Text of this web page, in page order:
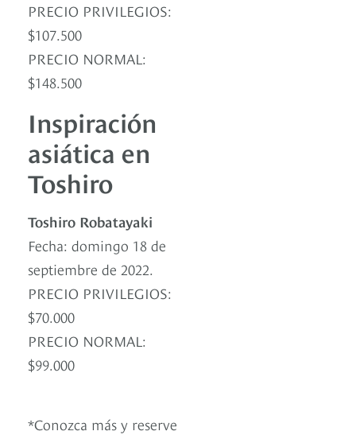
PRECIO PRIVILEGIOS:
$107.500
PRECIO NORMAL:
$148.500
Inspiración
asiática en
Toshiro
Toshiro Robatayaki
Fecha: domingo 18 de
septiembre de 2022.
PRECIO PRIVILEGIOS:
$70.000
PRECIO NORMAL:
$99.000
*Conozca más y reserve